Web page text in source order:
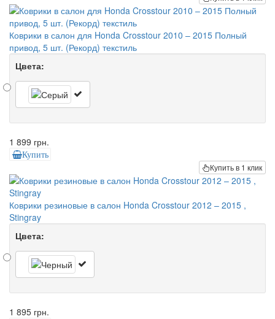
Коврики в салон для Honda Crosstour 2010 – 2015 Полный
привод, 5 шт. (Рекорд) текстиль
Цвета:
1 899 грн.
Купить
Купить в 1 клик
Коврики резиновые в салон Honda Crosstour 2012 – 2015 ,
Stingray
Цвета:
1 895 грн.